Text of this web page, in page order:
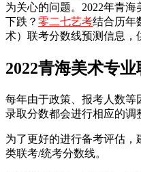
为关心的问题。2022年青
下跌？ 零二七艺考结合历年
术）联考分数线预测信息，
2022青海美术专
每年由于政策、报考人数等
录取分数都会进行相应的调
为了更好的进行备考评估
类联考/统考分数线。